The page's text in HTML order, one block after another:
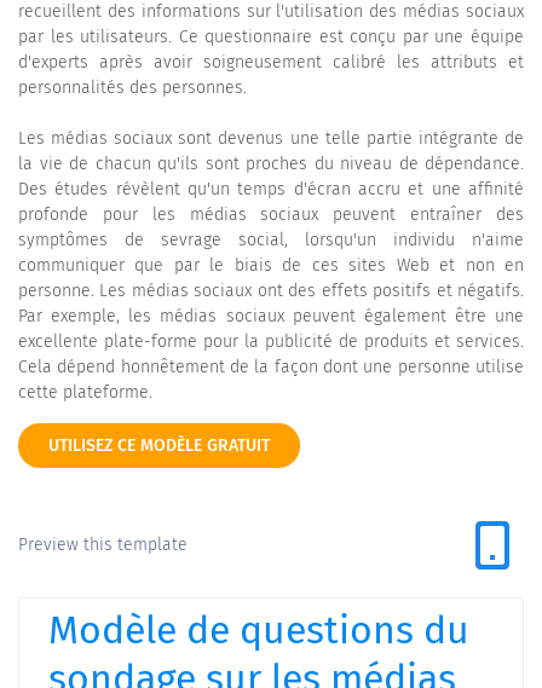
recueillent des informations sur l'utilisation des médias sociaux
par les utilisateurs. Ce questionnaire est conçu par une équipe
d'experts après avoir soigneusement calibré les attributs et
personnalités des personnes.
Les médias sociaux sont devenus une telle partie intégrante de
la vie de chacun qu'ils sont proches du niveau de dépendance.
Des études révèlent qu'un temps d'écran accru et une affinité
profonde pour les médias sociaux peuvent entraîner des
symptômes de sevrage social, lorsqu'un individu n'aime
communiquer que par le biais de ces sites Web et non en
personne. Les médias sociaux ont des effets positifs et négatifs.
Par exemple, les médias sociaux peuvent également être une
excellente plate-forme pour la publicité de produits et services.
Cela dépend honnêtement de la façon dont une personne utilise
cette plateforme.
UTILISEZ CE MODÈLE GRATUIT
Preview this template